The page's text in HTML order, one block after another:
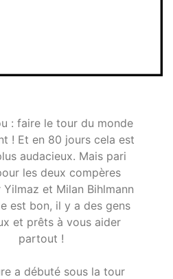
: faire le tour du monde
! Et en 80 jours cela est
audacieux. Mais pari
les deux compères
Yilmaz et Milan Bihlmann
est bon, il y a des gens
et prêts à vous aider
partout !
a débuté sous la tour